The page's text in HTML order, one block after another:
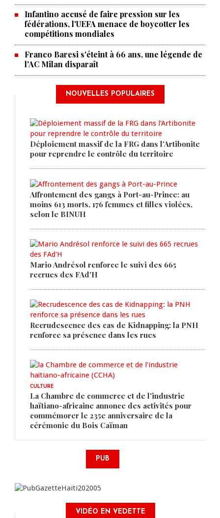
Infantino accusé de faire pression sur les
fédérations, l'UEFA menace de boycotter les
compétitions mondiales
Franco Baresi s'éteint à 66 ans, une légende de
l'AC Milan disparaît
NOUVELLES POPULAIRES
Déploiement massif de la FRG dans l'Artibonite
pour reprendre le contrôle du territoire
Affrontement des gangs à Port-au-Prince: au
moins 613 morts, 176 femmes et filles violées,
selon le BINUH
Mario Andrésol renforce le suivi des 665
recrues des FAd'H
Recrudescence des cas de Kidnapping: la PNH
renforce sa présence dans les rues
CULTURE
La Chambre de commerce et de l'industrie
haïtiano-africaine annonce des activités pour
commémorer le 235e anniversaire de la
cérémonie du Bois Caïman
PUB
VIDÉO EN VEDETTE